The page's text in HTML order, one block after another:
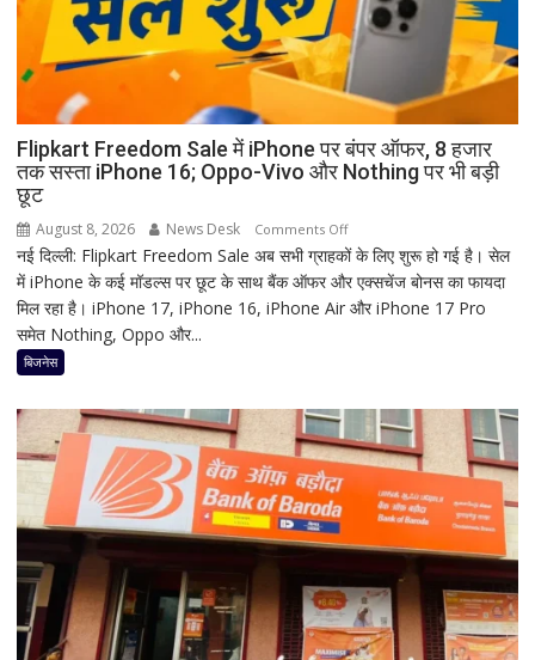
मां
काली
का
श्रृंगार?
हृदयपीठ
का
रहस्य
Flipkart Freedom Sale में iPhone पर बंपर ऑफर, 8 हजार
तक सस्ता iPhone 16; Oppo-Vivo और Nothing पर भी बड़ी
छूट
August 8, 2026 News Desk Comments Offon
Flipkart
Freedom
Sale
बंपर
ऑफर,
8
हजार
सस्ता
16;
Oppo-
Vivo
नई दिल्ली: Flipkart Freedom Sale अब सभी ग्राहकों के लिए शुरू हो गई है। सेल
में iPhone के कई मॉडल्स पर छूट के साथ बैंक ऑफर और एक्सचेंज बोनस का फायदा
मिल रहा है। iPhone 17, iPhone 16, iPhone Air और iPhone 17 Pro
समेत Nothing, Oppo और...
बिजनेस